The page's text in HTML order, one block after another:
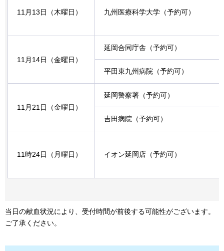
11月13日（木曜日） 九州医療科学大学（予約可）
11月14日（金曜日）
延岡合同庁舎（予約可）
平田東九州病院（予約可）
11月21日（金曜日）
延岡警察署（予約可）
吉田病院（予約可）
11時24日（月曜日） イオン延岡店（予約可）
当日の献血状況により、受付時間が前後する可能性がございます。
ご了承ください。